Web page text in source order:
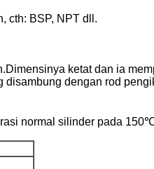
cth: BSP, NPT dll.
ketat dan ia
dengan rod
normal silinder pada